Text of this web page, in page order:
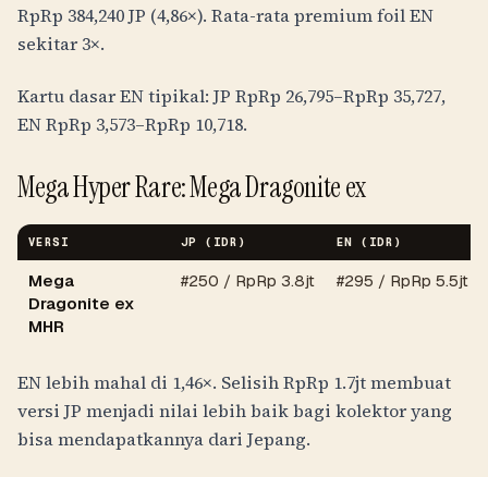
RpRp 384,240JP (4,86×). Rata-rata premium foil EN
sekitar 3×.
Kartu dasar EN tipikal: JP RpRp 26,795–RpRp 35,727,
ENRpRp 3,573–RpRp 10,718.
Mega Hyper Rare: Mega Dragonite ex
VERSI JP (IDR) EN (IDR)
Mega
Dragonite ex
MHR
#250 / RpRp 3.8jt #295 / RpRp 5.5jt
EN lebih mahal di 1,46×. SelisihRpRp 1.7jtmembuat
versi JP menjadi nilai lebih baik bagi kolektor yang
bisa mendapatkannya dari Jepang.